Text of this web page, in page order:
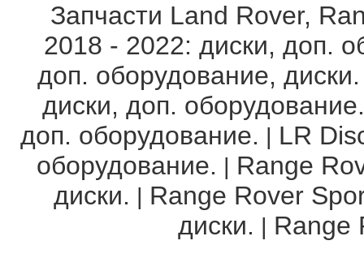
Запчасти Land Rover,
2018 - 2022: диски, доп.
доп. оборудование, диски.
диски, доп. оборудование.
доп. оборудование. | LR
оборудование. | Range
диски. | Range Rover
диски. | Range